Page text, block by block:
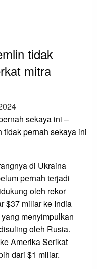
tidak
mitra
sekaya ini –
tidak pernah sekaya ini
di Ukraina
pernah terjadi
oleh rekor
$37 miliar ke India
menyimpulkan
oleh Rusia.
Amerika Serikat
dari $1 miliar.